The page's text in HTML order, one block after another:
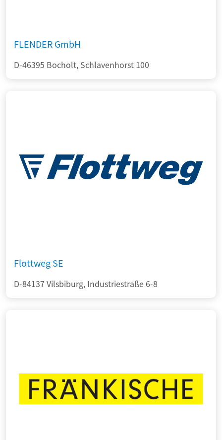
FLENDER GmbH
D-46395 Bocholt, Schlavenhorst 100
Flottweg SE
D-84137 Vilsbiburg, Industriestraße 6-8